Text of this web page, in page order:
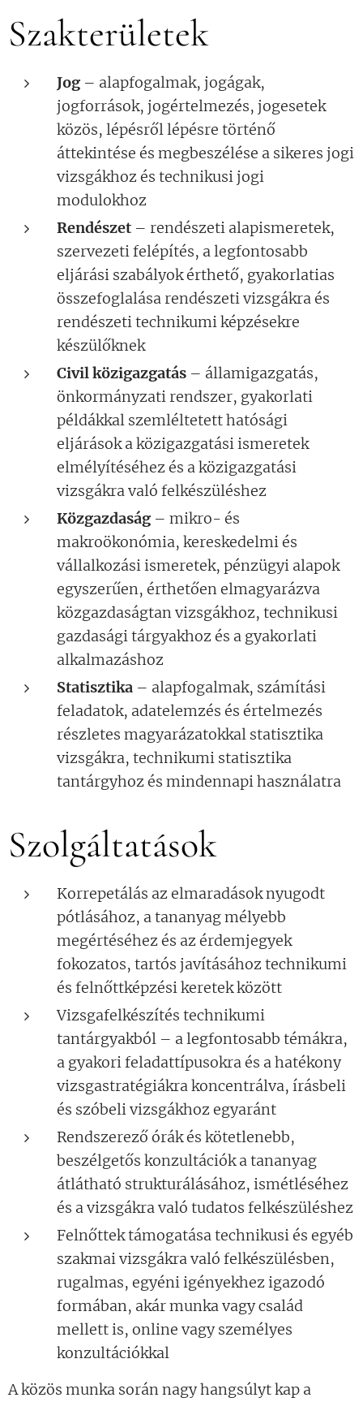
Szakterületek
Jog – alapfogalmak, jogágak,
jogforrások, jogértelmezés, jogesetek
közös, lépésről lépésre történő
áttekintése és megbeszélése a sikeres jogi
vizsgákhoz és technikusi jogi
modulokhoz
Rendészet – rendészeti alapismeretek,
szervezeti felépítés, a legfontosabb
eljárási szabályok érthető, gyakorlatias
összefoglalása rendészeti vizsgákra és
rendészeti technikumi képzésekre
készülőknek
Civil közigazgatás – államigazgatás,
önkormányzati rendszer, gyakorlati
példákkal szemléltetett hatósági
eljárások a közigazgatási ismeretek
elmélyítéséhez és a közigazgatási
vizsgákra való felkészüléshez
Közgazdaság – mikro- és
makroökonómia, kereskedelmi és
vállalkozási ismeretek, pénzügyi alapok
egyszerűen, érthetően elmagyarázva
közgazdaságtan vizsgákhoz, technikusi
gazdasági tárgyakhoz és a gyakorlati
alkalmazáshoz
Statisztika – alapfogalmak, számítási
feladatok, adatelemzés és értelmezés
részletes magyarázatokkal statisztika
vizsgákra, technikumi statisztika
tantárgyhoz és mindennapi használatra
Szolgáltatások
Korrepetálás az elmaradások nyugodt
pótlásához, a tananyag mélyebb
megértéséhez és az érdemjegyek
fokozatos, tartós javításához technikumi
és felnőttképzési keretek között
Vizsgafelkészítés technikumi
tantárgyakból – a legfontosabb témákra,
a gyakori feladattípusokra és a hatékony
vizsgastratégiákra koncentrálva, írásbeli
és szóbeli vizsgákhoz egyaránt
Rendszerező órák és kötetlenebb,
beszélgetős konzultációk a tananyag
átlátható strukturálásához, ismétléséhez
és a vizsgákra való tudatos felkészüléshez
Felnőttek támogatása technikusi és egyéb
szakmai vizsgákra való felkészülésben,
rugalmas, egyéni igényekhez igazodó
formában, akár munka vagy család
mellett is, online vagy személyes
konzultációkkal
A közös munka során nagy hangsúlyt kap a